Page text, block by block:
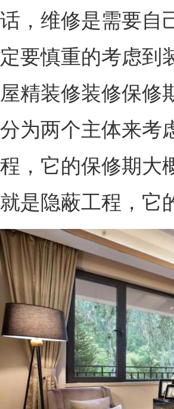
话，维修是需要自
定要慎重的考虑到
屋精装修装修保修
分为两个主体来考
程，它的保修期大
就是隐蔽工程，它